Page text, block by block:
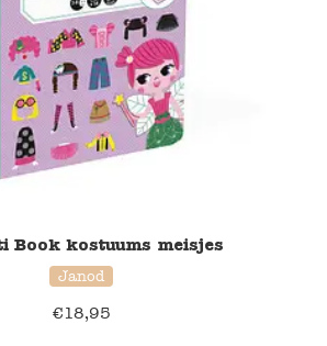
Book kostuums meisjes
Janod
€18,95